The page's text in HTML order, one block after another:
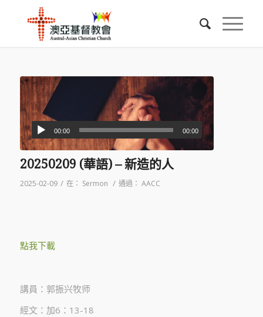
00:00 00:00
20250209 (華語) – 新造的人
2025-02-09 / 在： Sermon / 通過： AACC
點我下載
講員：郭振兴牧师
經文：加6：13-18